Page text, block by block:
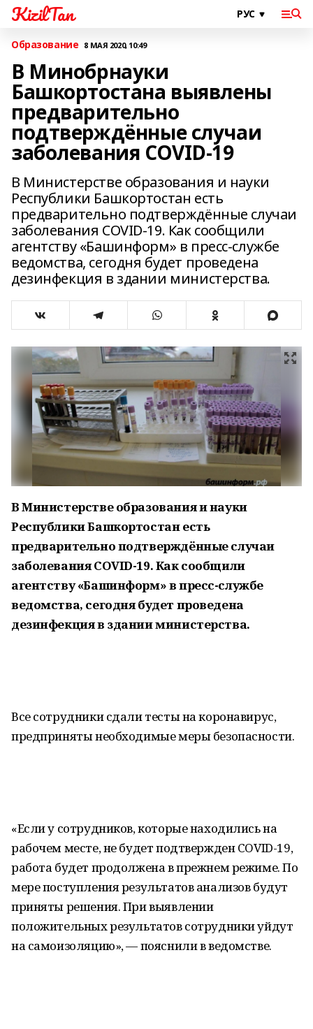
KizilTan
Образование 8 МАЯ 2020, 10:49
В Минобрнауки
Башкортостана выявлены
предварительно
подтверждённые случаи
заболевания COVID-19
В Министерстве образования и науки
Республики Башкортостан есть
предварительно подтверждённые случаи
заболевания COVID-19. Как сообщили
агентству «Башинформ» в пресс-службе
ведомства, сегодня будет проведена
дезинфекция в здании министерства.
В Министерстве образования и науки
Республики Башкортостан есть
предварительно подтверждённые случаи
заболевания COVID-19. Как сообщили
агентству «Башинформ» в пресс-службе
ведомства, сегодня будет проведена
дезинфекция в здании министерства.
Все сотрудники сдали тесты на коронавирус,
предприняты необходимые меры безопасности.
«Если у сотрудников, которые находились на
рабочем месте, не будет подтвержден COVID-19,
работа будет продолжена в прежнем режиме. По
мере поступления результатов анализов будут
приняты решения. При выявлении
положительных результатов сотрудники уйдут
на самоизоляцию», — пояснили в ведомстве.